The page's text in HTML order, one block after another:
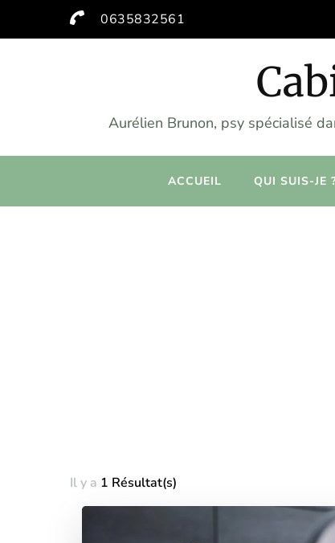
0635832561
Aurélien Brunon, psy spécialisé
ACCUEIL QUI SUIS-JE ?
Il y a 1 Résultat(s)